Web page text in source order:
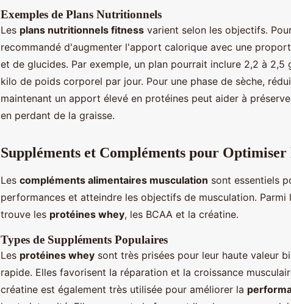
Exemples de Plans Nutritionnels
Les plans nutritionnels fitness varient selon les objectifs.
recommandé d'augmenter l'apport calorique avec une
et de glucides. Par exemple, un plan pourrait inclure 2,2 à 2,5
kilo de poids corporel par jour. Pour une phase de sèche,
maintenant un apport élevé en protéines peut aider à
en perdant de la graisse.
Suppléments et Compléments pour
Les compléments alimentaires musculation sont essentiels
performances et atteindre les objectifs de musculation. Parmi
trouve les protéines whey, les BCAA et la créatine.
Types de Suppléments Populaires
Les protéines whey sont très prisées pour leur haute valeur
rapide. Elles favorisent la réparation et la croissance
créatine est également très utilisée pour améliorer la